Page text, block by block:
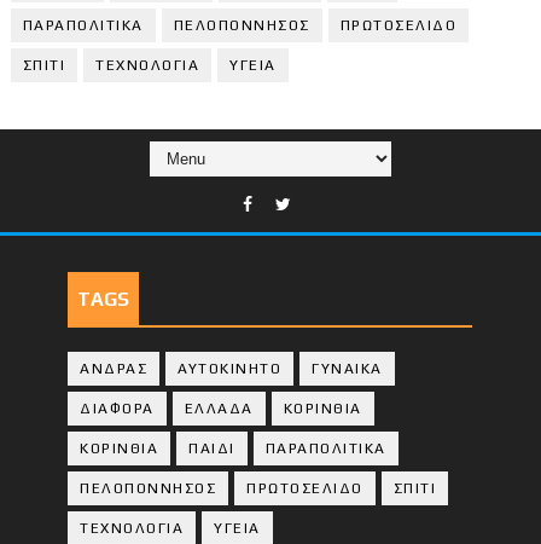
ΠΑΡΑΠΟΛΙΤΙΚΑ ΠΕΛΟΠΟΝΝΗΣΟΣ ΠΡΩΤΟΣΕΛΙΔΟ
ΣΠΙΤΙ ΤΕΧΝΟΛΟΓΙΑ ΥΓΕΙΑ
TAGS
ΑΝΔΡΑΣ ΑΥΤΟΚΙΝΗΤΟ ΓΥΝΑΙΚΑ
ΔΙΑΦΟΡΑ ΕΛΛΑΔΑ ΚΟΡΙΝΘΙΑ
ΚΟΡΙΝΘΙA ΠΑΙΔΙ ΠΑΡΑΠΟΛΙΤΙΚΑ
ΠΕΛΟΠΟΝΝΗΣΟΣ ΠΡΩΤΟΣΕΛΙΔΟ ΣΠΙΤΙ
ΤΕΧΝΟΛΟΓΙΑ ΥΓΕΙΑ